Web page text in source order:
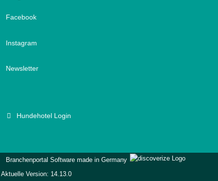
Facebook
Instagram
Newsletter
Hundehotel Login
Branchenportal Software made in Germany
Aktuelle Version: 14.13.0